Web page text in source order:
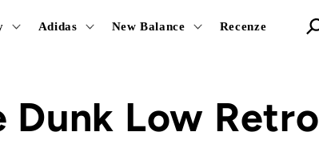
Adidas New Balance Recenze
Dunk Low Retro